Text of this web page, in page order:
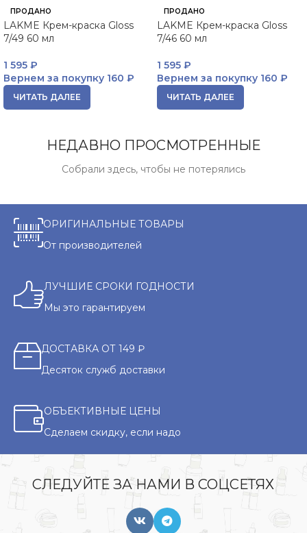
ПРОДАНО
LAKME Крем-краска Gloss
7/49 60 мл
1 595 ₽
Вернем за покупку 160 ₽
ЧИТАТЬ ДАЛЕЕ
ПРОДАНО
LAKME Крем-краска Gloss
7/46 60 мл
1 595 ₽
Вернем за покупку 160 ₽
ЧИТАТЬ ДАЛЕЕ
НЕДАВНО ПРОСМОТРЕННЫЕ
Собрали здесь, чтобы не потерялись
ОРИГИНАЛЬНЫЕ ТОВАРЫ
От производителей
ЛУЧШИЕ СРОКИ ГОДНОСТИ
Мы это гарантируем
ДОСТАВКА ОТ 149 ₽
Десяток служб доставки
ОБЪЕКТИВНЫЕ ЦЕНЫ
Сделаем скидку, если надо
СЛЕДУЙТЕ ЗА НАМИ В СОЦСЕТЯХ